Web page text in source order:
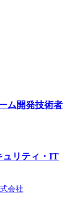
ム開発技術者
ュリティ・IT
会社